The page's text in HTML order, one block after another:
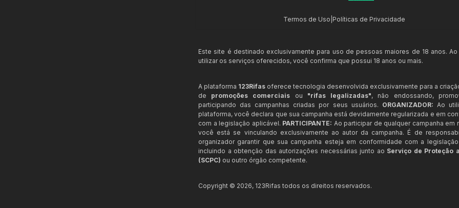
Termos de Uso Políticas de Privacidade
Este site é destinado exclusivamente para uso de pessoas maiores de 18 anos.
utilizar os serviços oferecidos, você confirma que possui 18 anos ou mais.
A plataforma 123Rifas oferece tecnologia desenvolvida exclusivamente para a
de promoções comerciais ou "rifas legalizadas", não endossando,
participando das campanhas criadas por seus usuários. ORGANIZADOR: Ao
plataforma, você declara que sua campanha está devidamente regularizada e em
com a legislação aplicável. PARTICIPANTE: Ao participar de qualquer campanha em
você está se vinculando exclusivamente ao autor da campanha. É de
organizador garantir que sua campanha esteja em conformidade com a
incluindo a obtenção das autorizações necessárias junto ao Serviço de Proteção
(SCPC) ou outro órgão competente.
Copyright © 2026, 123Rifas todos os direitos reservados.